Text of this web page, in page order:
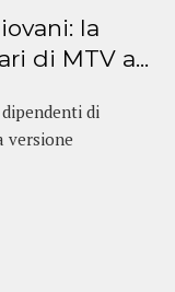
la
di MTV a...
di
versione